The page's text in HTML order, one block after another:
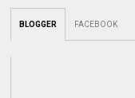
BLOGGER FACEBOOK